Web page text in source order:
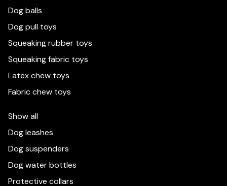
Dog balls
Dog pull toys
Squeaking rubber toys
Squeaking fabric toys
Latex chew toys
Fabric chew toys
Show all
Dog leashes
Dog suspenders
Dog water bottles
Protective collars
Käytämme evästeitä parantaaksemme kokemustasi